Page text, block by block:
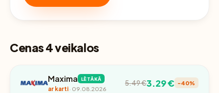
Cenas 4 veikalos
Maxima LĒTĀKĀ
ar karti· 09.08.2026
5.49 €3.29 € -40%